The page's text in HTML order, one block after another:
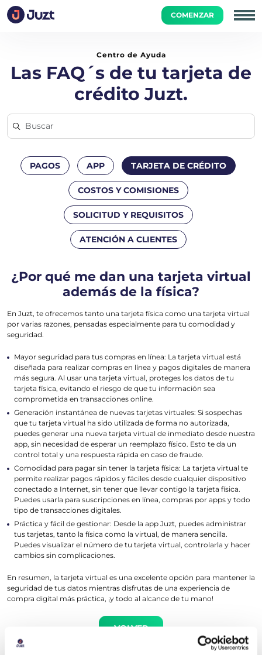
COMENZAR
Inicio Tarjeta de Crédito ¿Por qué me dan una tarjeta
Centro de Ayuda
Las FAQ´s de tu tarjeta de
crédito Juzt.
PAGOS APP TARJETA DE CRÉDITO
COSTOS Y COMISIONES
SOLICITUD Y REQUISITOS
ATENCIÓN A CLIENTES
¿Por qué me dan una tarjeta virtual
además de la física?
En Juzt, te ofrecemos tanto una tarjeta física como una tarjeta virtual
por varias razones, pensadas especialmente para tu comodidad y
seguridad.
Mayor seguridad para tus compras en línea: La tarjeta virtual está
diseñada para realizar compras en línea y pagos digitales de manera
más segura. Al usar una tarjeta virtual, proteges los datos de tu
tarjeta física, evitando el riesgo de que tu información sea
comprometida en transacciones online.
Generación instantánea de nuevas tarjetas virtuales: Si sospechas
que tu tarjeta virtual ha sido utilizada de forma no autorizada,
puedes generar una nueva tarjeta virtual de inmediato desde nuestra
app, sin necesidad de esperar un reemplazo físico. Esto te da un
control total y una respuesta rápida en caso de fraude.
Comodidad para pagar sin tener la tarjeta física: La tarjeta virtual te
permite realizar pagos rápidos y fáciles desde cualquier dispositivo
conectado a Internet, sin tener que llevar contigo la tarjeta física.
Puedes usarla para suscripciones en línea, compras por apps y todo
tipo de transacciones digitales.
Práctica y fácil de gestionar: Desde la app Juzt, puedes administrar
tus tarjetas, tanto la física como la virtual, de manera sencilla.
Puedes visualizar el número de tu tarjeta virtual, controlarla y hacer
cambios sin complicaciones.
En resumen, la tarjeta virtual es una excelente opción para mantener la
seguridad de tus datos mientras disfrutas de una experiencia de
compra digital más práctica, ¡y todo al alcance de tu mano!
VOLVER